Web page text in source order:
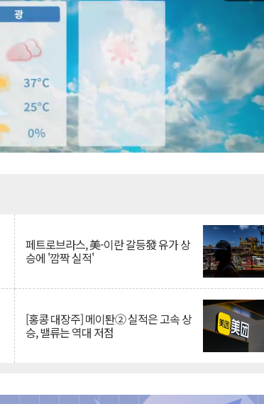
페트로브라스, 美-이란 갈등發 유가 상
승에 '깜짝 실적'
[홍콩 대장주] 메이퇀② 실적은 고속 상
승, 밸류는 역대 저점